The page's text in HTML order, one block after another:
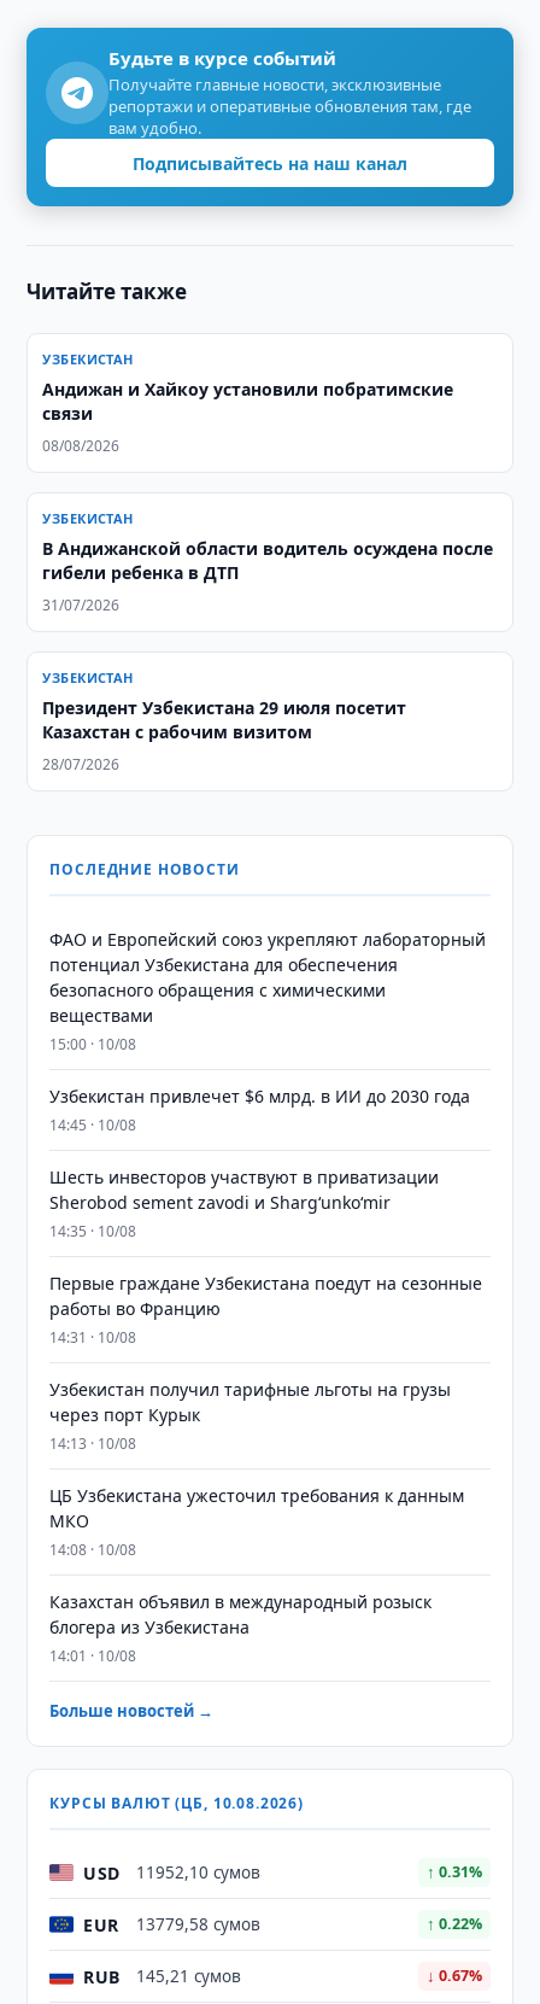
Будьте в курсе событий
Получайте главные новости, эксклюзивные
репортажи и оперативные обновления там, где
вам удобно.
Подписывайтесь на наш канал
Читайте также
УЗБЕКИСТАН
Андижан и Хайкоу установили побратимские
связи
08/08/2026
УЗБЕКИСТАН
В Андижанской области водитель осуждена после
гибели ребенка в ДТП
31/07/2026
УЗБЕКИСТАН
Президент Узбекистана 29 июля посетит
Казахстан с рабочим визитом
28/07/2026
ПОСЛЕДНИЕ НОВОСТИ
ФАО и Европейский союз укрепляют лабораторный
потенциал Узбекистана для обеспечения
безопасного обращения с химическими
веществами
15:00 · 10/08
Узбекистан привлечет $6 млрд. в ИИ до 2030 года
14:45 · 10/08
Шесть инвесторов участвуют в приватизации
Sherobod sement zavodi и Shargʻunkoʻmir
14:35 · 10/08
Первые граждане Узбекистана поедут на сезонные
работы во Францию
14:31 · 10/08
Узбекистан получил тарифные льготы на грузы
через порт Курык
14:13 · 10/08
ЦБ Узбекистана ужесточил требования к данным
МКО
14:08 · 10/08
Казахстан объявил в международный розыск
блогера из Узбекистана
14:01 · 10/08
Больше новостей →
КУРСЫ ВАЛЮТ (ЦБ, 10.08.2026)
USD 11952,10 сумов ↑ 0.31%
EUR 13779,58 сумов ↑ 0.22%
RUB 145,21 сумов ↓ 0.67%